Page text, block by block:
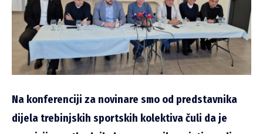
Na konferenciji za novinare smo od predstavnika
dijela trebinjskih sportskih kolektiva čuli da je